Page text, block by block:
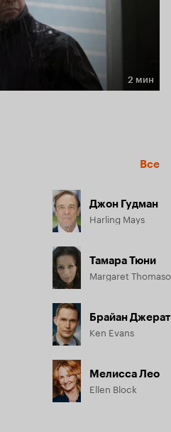
2 мин
Все
Джон Гудман
Harling Mays
Тамара Тюни
Margaret
Брайан
Ken Evans
Мелисса Лео
Ellen Block